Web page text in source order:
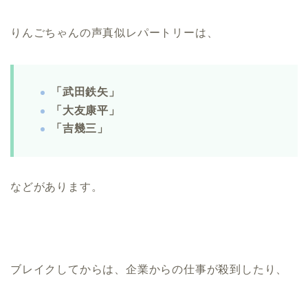
りんごちゃんの声真似レパートリーは、
「武田鉄矢」
「大友康平」
「吉幾三」
などがあります。
ブレイクしてからは、企業からの仕事が殺到したり、